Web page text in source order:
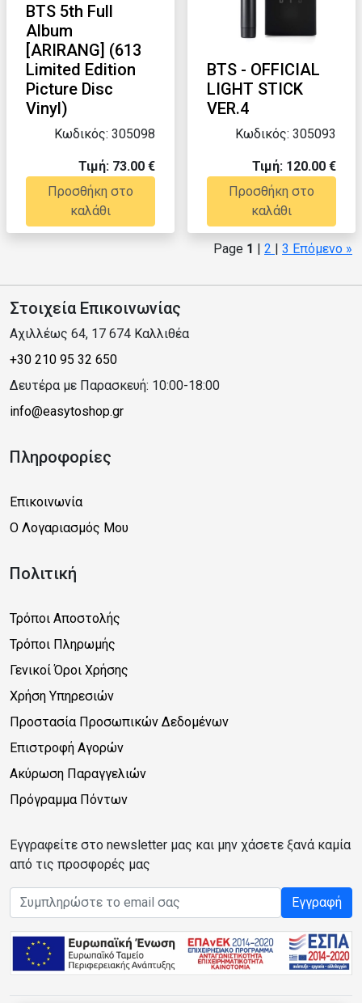
BTS 5th Full
Album
[ARIRANG] (613
Limited Edition
Picture Disc
Vinyl)
Κωδικός: 305098
Τιμή: 73.00 €
Προσθήκη στο
καλάθι
BTS - OFFICIAL
LIGHT STICK
VER.4
Κωδικός: 305093
Τιμή: 120.00 €
Προσθήκη στο
καλάθι
Page 1 | 2 | 3 Επόμενο »
Στοιχεία Επικοινωνίας
Αχιλλέως 64, 17 674 Καλλιθέα
+30 210 95 32 650
Δευτέρα με Παρασκευή: 10:00-18:00
info@easytoshop.gr
Πληροφορίες
Επικοινωνία
Ο Λογαριασμός Μου
Πολιτική
Τρόποι Αποστολής
Τρόποι Πληρωμής
Γενικοί Όροι Χρήσης
Χρήση Υπηρεσιών
Προστασία Προσωπικών Δεδομένων
Επιστροφή Αγορών
Ακύρωση Παραγγελιών
Πρόγραμμα Πόντων
Εγγραφείτε στο newsletter μας και μην χάσετε ξανά καμία
από τις προσφορές μας
Email address Εγγραφή